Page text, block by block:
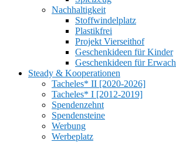
Nachhaltigkeit
Stoffwindelplatz
Plastikfrei
Projekt Vierseithof
Geschenkideen für Kinder
Geschenkideen für
Steady & Kooperationen
Tacheles* II [2020-2026]
Tacheles* I [2012-2019]
Spendenzehnt
Spendensteine
Werbung
Werbeplatz